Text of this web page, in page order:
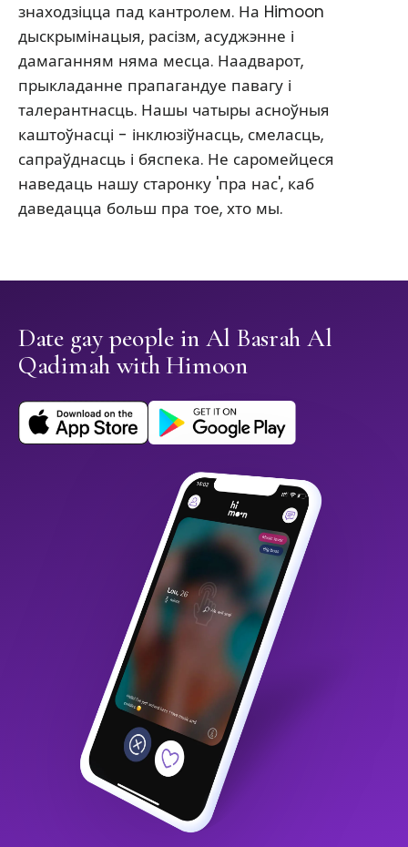
знаходзіцца пад кантролем. На Himoon
дыскрымінацыя, расізм, асуджэнне і
дамаганням няма месца. Наадварот,
прыкладанне прапагандуе павагу і
талерантнасць. Нашы чатыры асноўныя
каштоўнасці - інклюзіўнасць, смеласць,
сапраўднасць і бяспека. Не саромейцеся
наведаць нашу старонку 'пра нас', каб
даведацца больш пра тое, хто мы.
Date gay people in Al Basrah Al
Qadimah with Himoon